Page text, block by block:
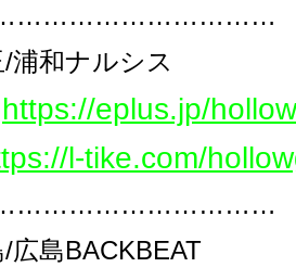
浦和ナルシス
https://eplus.jp/
l-tike.com/
広島BACKBEAT